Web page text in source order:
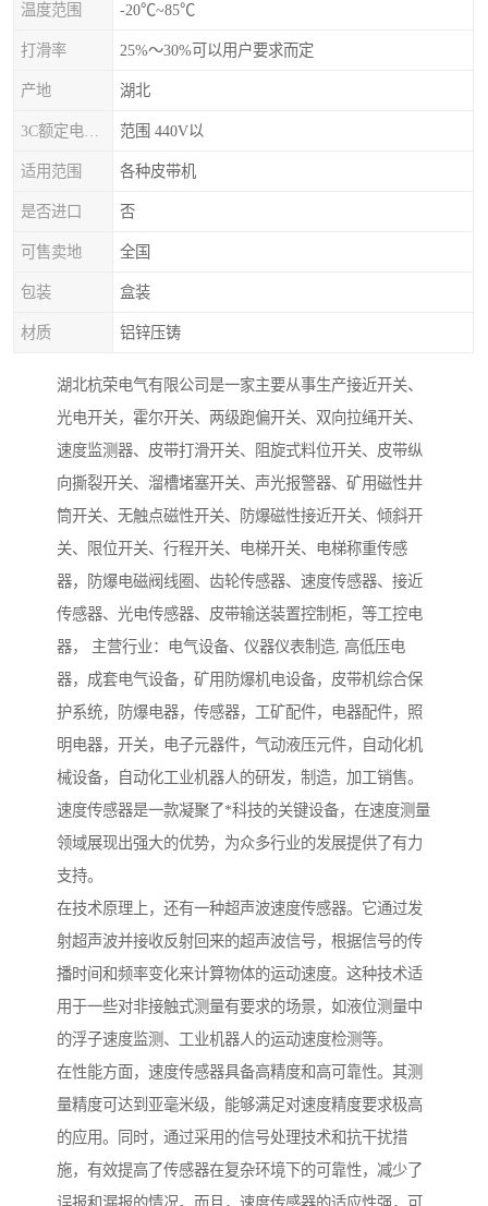
温度范围 -20℃~85℃
打滑率 25%～30%可以用户要求而定
产地 湖北
范围 440V以
适用范围 各种皮带机
是否进口 否
可售卖地 全国
包装 盒装
材质 铝锌压铸
湖北杭荣电气有限公司是一家主要从事生产接近开关、
光电开关，霍尔开关、两级跑偏开关、双向拉绳开关、
速度监测器、皮带打滑开关、阻旋式料位开关、皮带纵
向撕裂开关、溜槽堵塞开关、声光报警器、矿用磁性井
筒开关、无触点磁性开关、防爆磁性接近开关、倾斜开
关、限位开关、行程开关、电梯开关、电梯称重传感
器，防爆电磁阀线圈、齿轮传感器、速度传感器、接近
传感器、光电传感器、皮带输送装置控制柜，等工控电
器， 主营行业：电气设备、仪器仪表制造, 高低压电
器，成套电气设备，矿用防爆机电设备，皮带机综合保
护系统，防爆电器，传感器，工矿配件，电器配件，照
明电器，开关，电子元器件，气动液压元件，自动化机
械设备，自动化工业机器人的研发，制造，加工销售。
速度传感器是一款凝聚了*科技的关键设备，在速度测量
领域展现出强大的优势，为众多行业的发展提供了有力
支持。
在技术原理上，还有一种超声波速度传感器。它通过发
射超声波并接收反射回来的超声波信号，根据信号的传
播时间和频率变化来计算物体的运动速度。这种技术适
用于一些对非接触式测量有要求的场景，如液位测量中
的浮子速度监测、工业机器人的运动速度检测等。
在性能方面，速度传感器具备高精度和高可靠性。其测
量精度可达到亚毫米级，能够满足对速度精度要求极高
的应用。同时，通过采用的信号处理技术和抗干扰措
施，有效提高了传感器在复杂环境下的可靠性，减少了